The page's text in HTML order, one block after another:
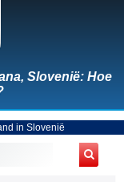
Slovenië: Hoe
in Slovenië